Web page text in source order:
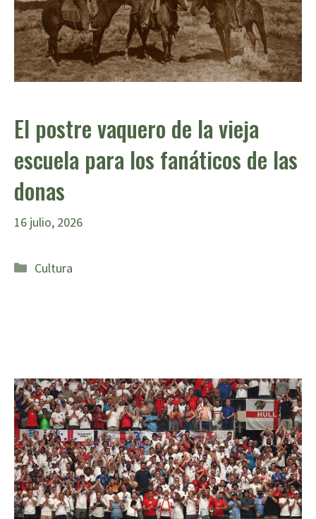
El postre vaquero de la vieja
escuela para los fanáticos de las
donas
16 julio, 2026
Categorías
Cultura